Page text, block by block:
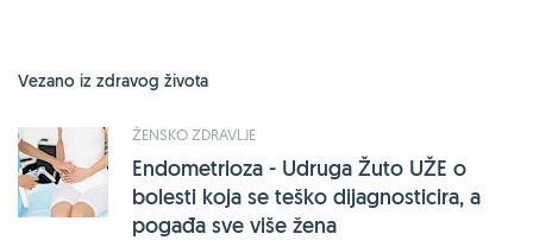
Vezano iz zdravog života
ŽENSKO ZDRAVLJE
Endometrioza - Udruga Žuto UŽE o
bolesti koja se teško dijagnosticira, a
pogađa sve više žena